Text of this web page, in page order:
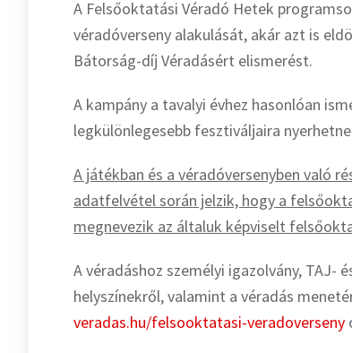
A Felsőoktatási Véradó Hetek
véradóverseny alakulását, akár azt is
Bátorság-díj Véradásért elismerést.
A kampány a tavalyi évhez hasonlóan
legkülönlegesebb fesztiváljaira
A játékban és a véradóversenyben való
adatfelvétel során jelzik, hogy a
megnevezik az általuk képviselt
A véradáshoz személyi igazolvány, TAJ-
helyszínekről, valamint a véradás
veradas.hu/felsooktatasi-veradoverseny